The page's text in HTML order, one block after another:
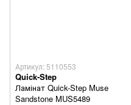
Артикул: 5110553
Quick-Step
Ламінат Quick-Step Muse
Sandstone MUS5489